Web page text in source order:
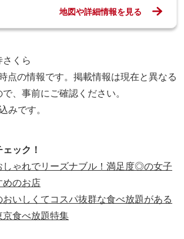
地図や詳細情報を見る
くら
点の情報です。掲載情報は現在と異なる
、事前にご確認ください。
みです。
ック！
しゃれでリーズナブル！満足度◎の女子
のお店
おいしくてコスパ抜群な食べ放題がある
食べ放題特集